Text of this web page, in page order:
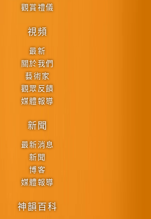
觀賞禮儀
視頻
最新
關於我們
藝術家
觀眾反饋
媒體報導
新聞
最新消息
新聞
博客
媒體報導
神韻百科